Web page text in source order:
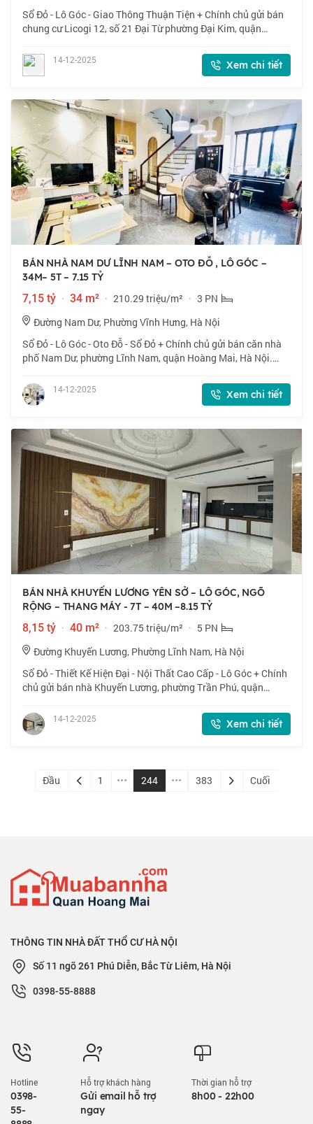
Sổ Đỏ - Lô Góc - Giao Thông Thuận Tiện + Chính chủ gửi bán
chung cư Licogi 12, số 21 Đại Từ phường Đại Kim, quận
Yên Sở. Hàng xóm chung cư La
14-12-2025 Xem chi tiết
BÁN NHÀ NAM DƯ LĨNH NAM – OTO ĐỖ , LÔ GÓC –
34M– 5T – 7.15 TỶ
7,15 tỷ · 34 m² · 210.29 triệu/m² · 3 PN
Đường Nam Dư, Phường Vĩnh Hưng, Hà Nội
Sổ Đỏ - Lô Góc - Oto Đỗ - Sổ Đỏ + Chính chủ gửi bán căn nhà
phố Nam Dư, phường Lĩnh Nam, quận Hoàng Mai, Hà Nội.
Công viên Yên Sở, đh Kinh tế
14-12-2025 Xem chi tiết
BÁN NHÀ KHUYẾN LƯƠNG YÊN SỞ – LÔ GÓC, NGÕ
RỘNG – THANG MÁY - 7T – 40M –8.15 TỶ
8,15 tỷ · 40 m² · 203.75 triệu/m² · 5 PN
Đường Khuyến Lương, Phường Lĩnh Nam, Hà Nội
Sổ Đỏ - Thiết Kế Hiện Đại - Nội Thất Cao Cấp - Lô Góc + Chính
chủ gửi bán nhà Khuyến Lương, phường Trần Phú, quận
vị trí siêu đẹp , ba bước r
14-12-2025 Xem chi tiết
Đầu 1 244 383 Cuối
THÔNG TIN NHÀ ĐẤT THỔ CƯ HÀ NỘI
Số 11 ngõ 261 Phú Diễn, Bắc Từ Liêm, Hà Nội
0398-55-8888
Hotline
0398-
55-
Hỗ trợ khách hàng
Gửi email hỗ trợ
ngay
Thời gian hỗ trợ
8h00 - 22h00